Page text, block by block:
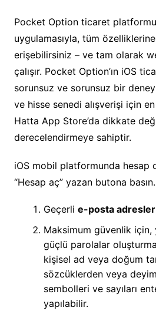
Pocket Option ticaret
uygulamasıyla, tüm
erişebilirsiniz – ve tam olarak
çalışır. Pocket Option’ın iOS
sorunsuz ve sorunsuz bir
ve hisse senedi alışverişi için en
Hatta App Store’da dikkate
derecelendirmeye sahiptir.
iOS mobil platformunda hesap
“Hesap aç” yazan butona basın.
Geçerli e-posta
Maksimum güvenlik
güçlü parolalar
kişisel ad veya doğum
sözcüklerden veya
sembolleri ve sayıları
yapılabilir.